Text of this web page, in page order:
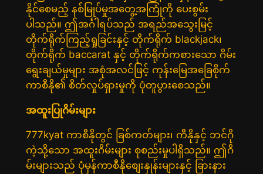
နိုင်စေမည့် နစ်မြုပ်မှုအတွေ့အကြုံကို ပေးစွမ်း
ပါသည်။ ဤအင်္ဂါရပ်သည် အရည်အသွေးမြင့်
တိုက်ရိုက်ကြည့်ရှုခြင်းနှင့် တိုက်ရိုက် blackjack၊
တိုက်ရိုက် baccarat နှင့် တိုက်ရိုက်ကစားသော ဂိမ်း
ရွေးချယ်မှုများ အစုံအလင်ဖြင့် ကုန်းမြေအခြေစိုက်
ကာစီနို၏ စိတ်လှုပ်ရှားမှုကို ပုံတူပွားစေသည်။
အထူးပြုဂိမ်းများ
777kyat ကာစီနိုတွင် ခြစ်ကတ်များ၊ ကီနိုနှင့် ဘင်ဂို
ကဲ့သို့သော အထူးဂိမ်းများ စုစည်းမှုပါရှိသည်။ ဤဂိ
မ်းများသည် ပုံမှန်ကာစီနိုစျေးနှုန်းများနှင့် ခြားနား